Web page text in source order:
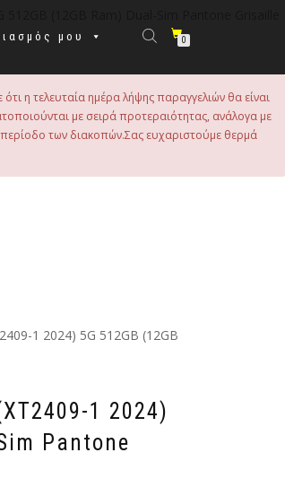
μου 0
η τελευταία ημέρα λήψης παραγγελιών θα είναι
με σειρά προτεραιότητας, ανάλογα με
των διακοπών.Σας ευχαριστούμε θερμά
1 2024) 5G 512GB (12GB
1 2024)
Pantone